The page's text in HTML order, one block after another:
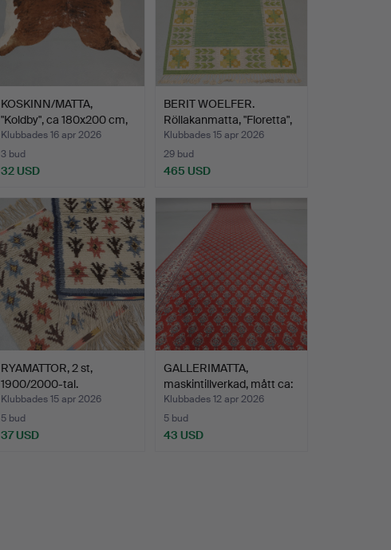
KOSKINN/MATTA,
"Koldby", ca 180x200 cm,
IK…
Klubbades 16 apr 2026
3 bud
32 USD
BERIT WOELFER.
Röllakanmatta, "Floretta",
…
Klubbades 15 apr 2026
29 bud
465 USD
RYAMATTOR, 2 st,
1900/2000-tal.
Klubbades 15 apr 2026
5 bud
37 USD
GALLERIMATTA,
maskintillverkad, mått ca:
4…
Klubbades 12 apr 2026
5 bud
43 USD